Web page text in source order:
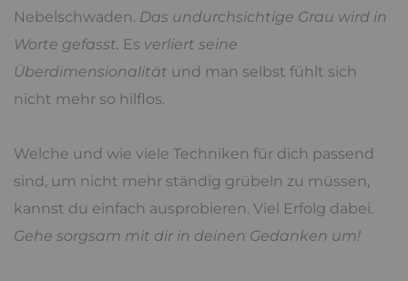
Nebelschwaden. Das undurchsichtige Grau wird in
Worte gefasst. Es verliert seine
Überdimensionalität und man selbst fühlt sich
nicht mehr so hilflos.
Welche und wie viele Techniken für dich passend
sind, um nicht mehr ständig grübeln zu müssen,
kannst du einfach ausprobieren. Viel Erfolg dabei.
Gehe sorgsam mit dir in deinen Gedanken um!